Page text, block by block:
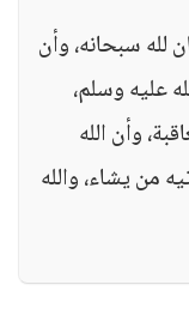
سبحانه، وأن
عليه وسلم،
وأن الله
من يشاء، والله